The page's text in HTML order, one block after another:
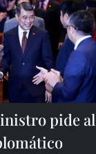
pide al